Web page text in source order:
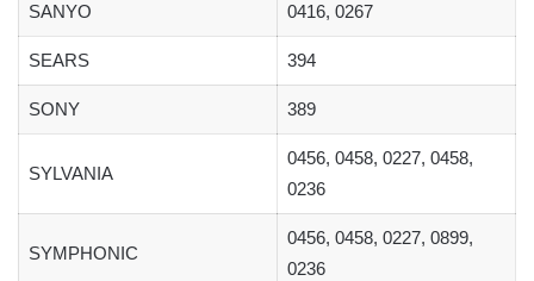
SANYO 0416, 0267
SEARS 394
SONY 389
SYLVANIA
0456, 0458, 0227, 0458,
0236
SYMPHONIC
0456, 0458, 0227, 0899,
0236